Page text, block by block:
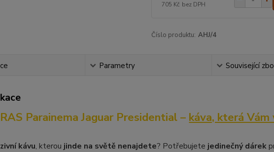
705 Kč bez DPH
Číslo produktu: AHJ/4
Parametry Související
Parainema Jaguar Presidential – káva, která Vám
kávu, kterou jinde na světě nenajdete? Potřebujete jedinečný dárek